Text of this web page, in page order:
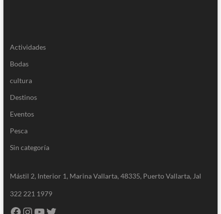
Actividades
Bodas
cultura
Destinos
Eventos
Pesca
Sin categoría
Mástil 2, Interior 1, Marina Vallarta, 48335, Puerto Vallarta, Jal
322 221 1979
Facebook
Instagram
YouTube
Twitter